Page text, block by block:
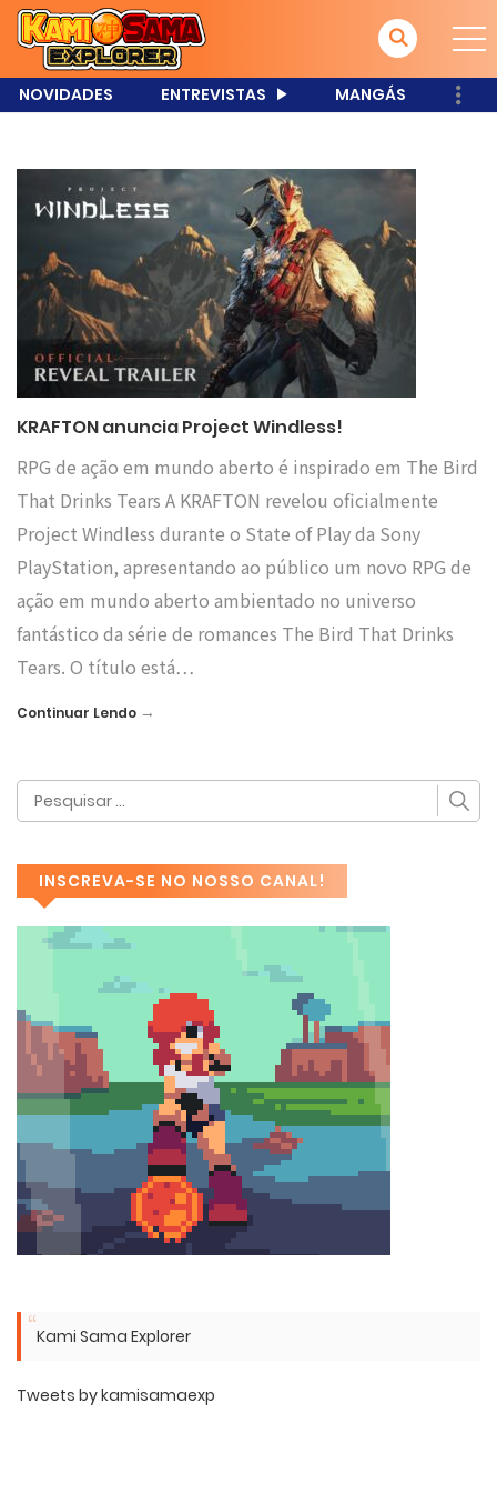
NOVIDADES ENTREVISTAS MANGÁS
KRAFTON anuncia Project Windless!
RPG de ação em mundo aberto é inspirado em The Bird
That Drinks Tears A KRAFTON revelou oficialmente
Project Windless durante o State of Play da Sony
PlayStation, apresentando ao público um novo RPG de
ação em mundo aberto ambientado no universo
fantástico da série de romances The Bird That Drinks
Tears. O título está…
Continuar Lendo →
INSCREVA-SE NO NOSSO CANAL!
Kami Sama Explorer
Tweets by kamisamaexp